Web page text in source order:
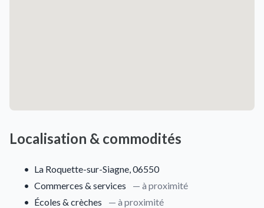
Localisation & commodités
• La Roquette-sur-Siagne, 06550
• Commerces & services
— à proximité
• Écoles & crèches
— à proximité